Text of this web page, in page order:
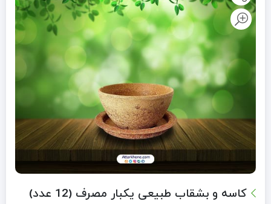
کاسه و بشقاب طبیعی یکبار مصرف (12 عدد)